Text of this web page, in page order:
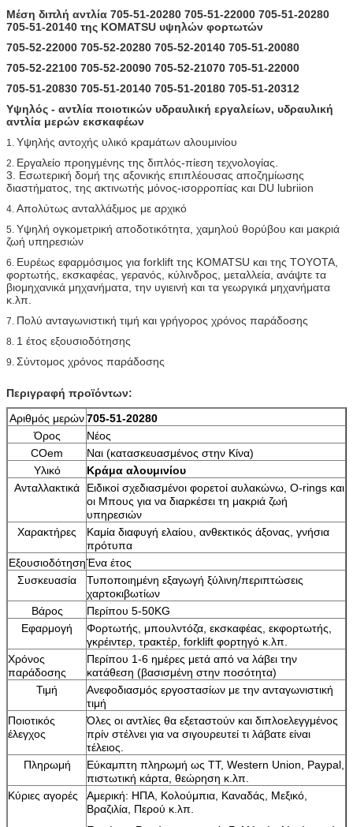
Μέση διπλή αντλία 705-51-20280 705-51-22000 705-51-20280
705-51-20140 της KOMATSU υψηλών φορτωτών
705-52-22000 705-52-20280 705-52-20140 705-51-20080
705-52-22100 705-52-20090 705-52-21070 705-51-22000
705-51-20830 705-51-20140 705-51-20180 705-51-20312
Υψηλός - αντλία ποιοτικών υδραυλική εργαλείων, υδραυλική
αντλία μερών εκσκαφέων
1. Υψηλής αντοχής υλικό κραμάτων αλουμινίου
2. Εργαλείο προηγμένης της διπλός-πίεση τεχνολογίας.
3. Εσωτερική δομή της αξονικής επιπλέουσας αποζημίωσης
διαστήματος, της ακτινωτής μόνος-ισορροπίας και DU lubriion
4. Απολύτως ανταλλάξιμος με αρχικό
5. Υψηλή ογκομετρική αποδοτικότητα, χαμηλού θορύβου και μακριά
ζωή υπηρεσιών
6. Ευρέως εφαρμόσιμος για forklift της KOMATSU και της TOYOTA,
φορτωτής, εκσκαφέας, γερανός, κύλινδρος, μεταλλεία, ανάψτε τα
βιομηχανικά μηχανήματα, την υγιεινή και τα γεωργικά μηχανήματα
κ.λπ.
7. Πολύ ανταγωνιστική τιμή και γρήγορος χρόνος παράδοσης
8. 1 έτος εξουσιοδότησης
9. Σύντομος χρόνος παράδοσης
Περιγραφή προϊόντων:
Αριθμός μερών705-51-20280
Όρος
Νέος
COem
Ναι (κατασκευασμένος στην Κίνα)
Υλικό
Κράμα αλουμινίου
Ανταλλακτικά
Ειδικοί σχεδιασμένοι φορετοί αυλακώνω, O-rings και
οι Μπους για να διαρκέσει τη μακριά ζωή
υπηρεσιών
Χαρακτήρες
Καμία διαφυγή ελαίου, ανθεκτικός άξονας, γνήσια
πρότυπα
ΕξουσιοδότησηΈνα έτος
Συσκευασία
Τυποποιημένη εξαγωγή ξύλινη/περιπτώσεις
χαρτοκιβωτίων
Βάρος
Περίπου 5-50KG
Εφαρμογή
Φορτωτής, μπουλντόζα, εκσκαφέας, εκφορτωτής,
γκρέιντερ, τρακτέρ, forklift φορτηγό κ.λπ.
Χρόνος
παράδοσης
Περίπου 1-6 ημέρες μετά από να λάβει την
κατάθεση (βασισμένη στην ποσότητα)
Τιμή
Ανεφοδιασμός εργοστασίων με την ανταγωνιστική
τιμή
Ποιοτικός
έλεγχος
Όλες οι αντλίες θα εξεταστούν και διπλοελεγγμένος
πρίν στέλνει για να σιγουρευτεί τι λάβατε είναι
τέλειος.
Πληρωμή
Εύκαμπτη πληρωμή ως TT, Western Union, Paypal,
πιστωτική κάρτα, θεώρηση κ.λπ.
Κύριες αγορές
Αμερική: ΗΠΑ, Κολούμπια, Καναδάς, Μεξικό,
Βραζιλία, Περού κ.λπ.